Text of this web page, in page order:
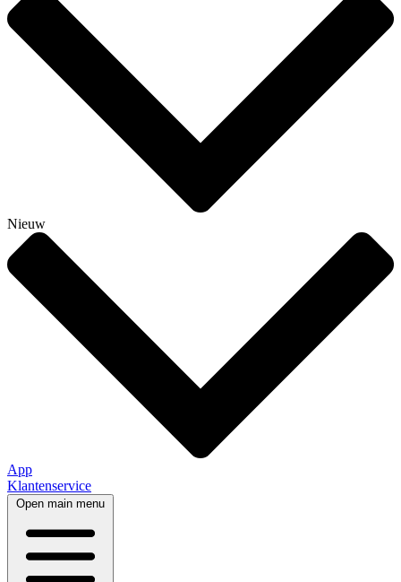
Nieuw
App
Klantenservice
Open main menu